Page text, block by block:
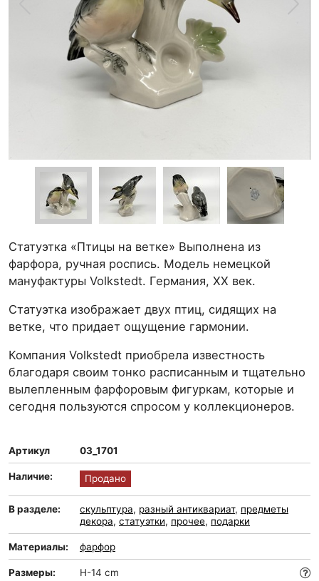
Статуэтка «Птицы на ветке» Выполнена из
фарфора, ручная роспись. Модель немецкой
мануфактуры Volkstedt. Германия, XX век.
Статуэтка изображает двух птиц, сидящих на
ветке, что придает ощущение гармонии.
Компания Volkstedt приобрела известность
благодаря своим тонко расписанным и тщательно
вылепленным фарфоровым фигуркам, которые и
сегодня пользуются спросом у коллекционеров.
Артикул 03_1701
Наличие: Продано
В разделе: скульптура, разный антиквариат, предметы
декора, статуэтки, прочее, подарки
Материалы: фарфор
Размеры: H-14 cm